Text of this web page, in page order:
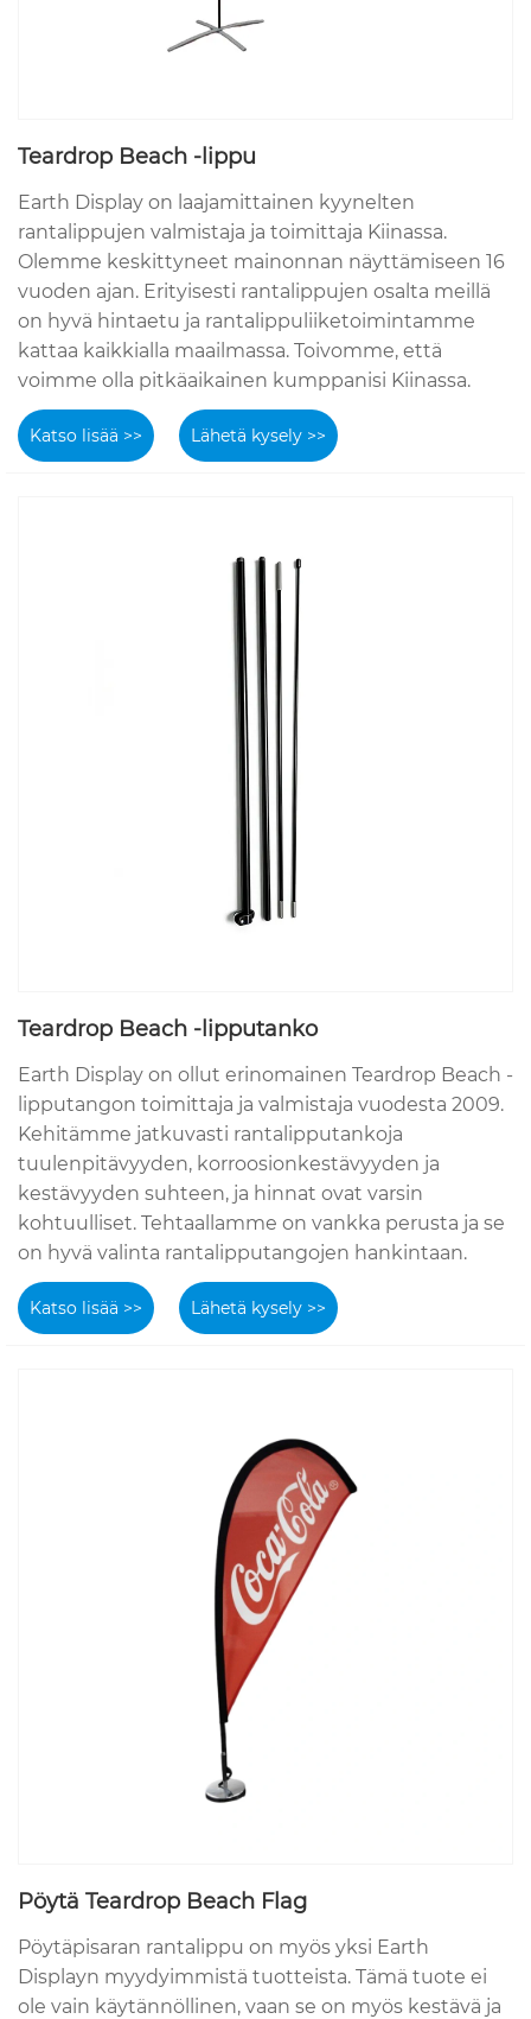
Teardrop Beach -lippu
Earth Display on laajamittainen kyynelten
rantalippujen valmistaja ja toimittaja Kiinassa.
Olemme keskittyneet mainonnan näyttämiseen 16
vuoden ajan. Erityisesti rantalippujen osalta meillä
on hyvä hintaetu ja rantalippuliiketoimintamme
kattaa kaikkialla maailmassa. Toivomme, että
voimme olla pitkäaikainen kumppanisi Kiinassa.
Katso lisää >> Lähetä kysely >>
Teardrop Beach -lipputanko
Earth Display on ollut erinomainen Teardrop Beach -
lipputangon toimittaja ja valmistaja vuodesta 2009.
Kehitämme jatkuvasti rantalipputankoja
tuulenpitävyyden, korroosionkestävyyden ja
kestävyyden suhteen, ja hinnat ovat varsin
kohtuulliset. Tehtaallamme on vankka perusta ja se
on hyvä valinta rantalipputangojen hankintaan.
Katso lisää >> Lähetä kysely >>
Pöytä Teardrop Beach Flag
Pöytäpisaran rantalippu on myös yksi Earth
Displayn myydyimmistä tuotteista. Tämä tuote ei
ole vain käytännöllinen, vaan se on myös kestävä ja